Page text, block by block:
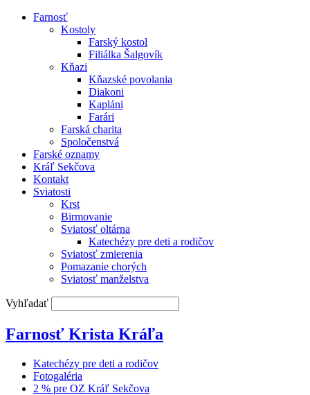
Farnosť
Kostoly
Farský kostol
Filiálka Šalgovík
Kňazi
Kňazské povolania
Diakoni
Kapláni
Farári
Farská charita
Spoločenstvá
Farské oznamy
Kráľ Sekčova
Kontakt
Sviatosti
Krst
Birmovanie
Sviatosť oltárna
Katechézy pre deti a rodičov
Sviatosť zmierenia
Pomazanie chorých
Sviatosť manželstva
Vyhľadať
Farnosť Krista Kráľa
Katechézy pre deti a rodičov
Fotogaléria
2 % pre OZ Kráľ Sekčova